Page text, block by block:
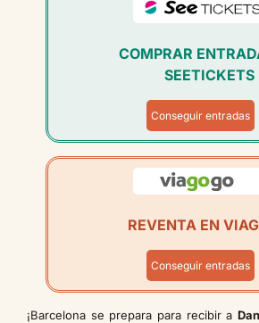
COMPRAR
SEETICKETS
Conseguir entradas
REVENTA EN
Conseguir entradas
¡Barcelona se prepara para recibir a